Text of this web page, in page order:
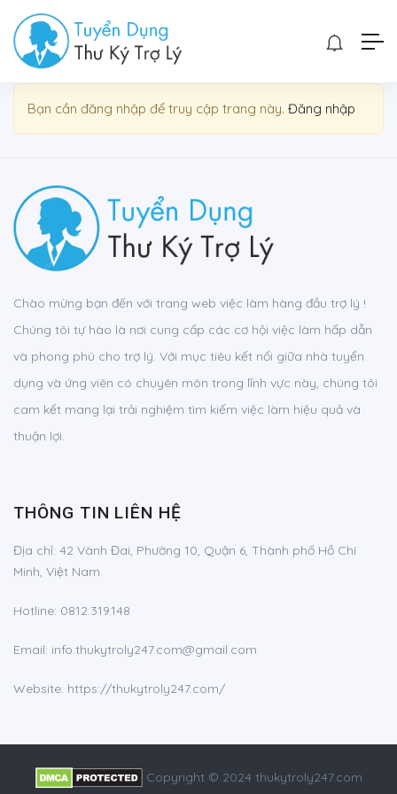
Show Sidebar
Bạn cần đăng nhập để truy cập trang này. Đăng nhập
Chào mừng bạn đến với trang web việc làm hàng đầu trợ lý !
Chúng tôi tự hào là nơi cung cấp các cơ hội việc làm hấp dẫn
và phong phú cho trợ lý. Với mục tiêu kết nối giữa nhà tuyển
dụng và ứng viên có chuyên môn trong lĩnh vực này, chúng tôi
cam kết mang lại trải nghiệm tìm kiếm việc làm hiệu quả và
thuận lợi.
THÔNG TIN LIÊN HỆ
Địa chỉ: 42 Vành Đai, Phường 10, Quận 6, Thành phố Hồ Chí
Minh, Việt Nam
Hotline: 0812.319.148
Email: info.thukytroly247.com@gmail.com
Website: https://thukytroly247.com/
Copyright © 2024 thukytroly247.com